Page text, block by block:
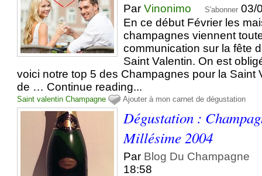
ParVinonimo S'abonner 03/
En ce début Février les
champagnes viennent
communication sur la fête
Saint Valentin. On est
voici notre top 5 des Champagnes pour la Saint
de … Continue reading...
Saint valentin Champagne Ajouter à mon carnet de dégustation
Dégustation :
Millésime 2004
Par Blog Du Champagne
18:58